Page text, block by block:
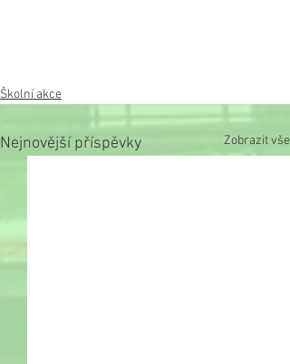
Školní akce
Nejnovější příspěvky Zobrazit vše